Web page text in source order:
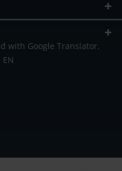
with Google Translator.
EN